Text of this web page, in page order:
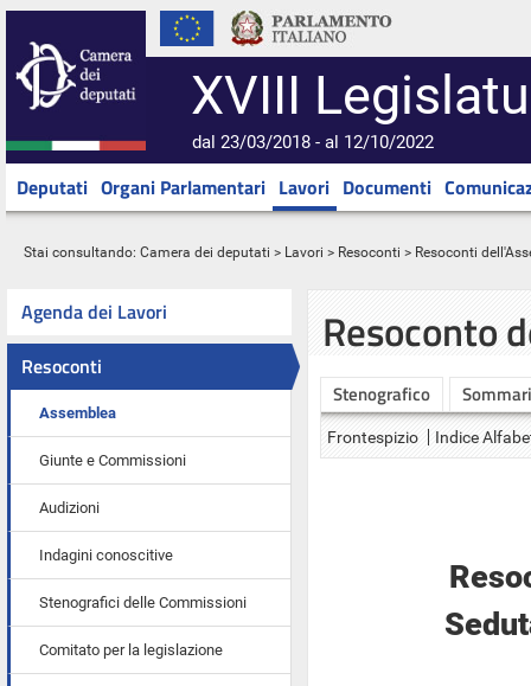
XVIII
dal 23/03/2018 - al 12/10/2022
Deputati Organi Parlamentari Lavori Documenti
Stai consultando: Camera dei deputati > Lavori > Resoconti > Resoconti
Agenda dei Lavori
Resoconti
Assemblea
Giunte e Commissioni
Audizioni
Indagini conoscitive
Stenografici delle Commissioni
Comitato per la legislazione
Resoconto
Stenografico
Frontespizio Indice